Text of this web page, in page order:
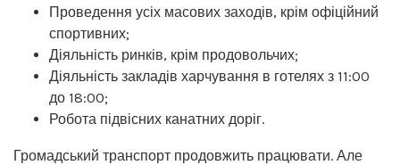
Проведення усіх масових заходів, крім офіційний
спортивних;
Діяльність ринків, крім продовольчих;
Діяльність закладів харчування в готелях з 11:00
до 18:00;
Робота підвісних канатних доріг.
Громадський транспорт продовжить працювати. Але